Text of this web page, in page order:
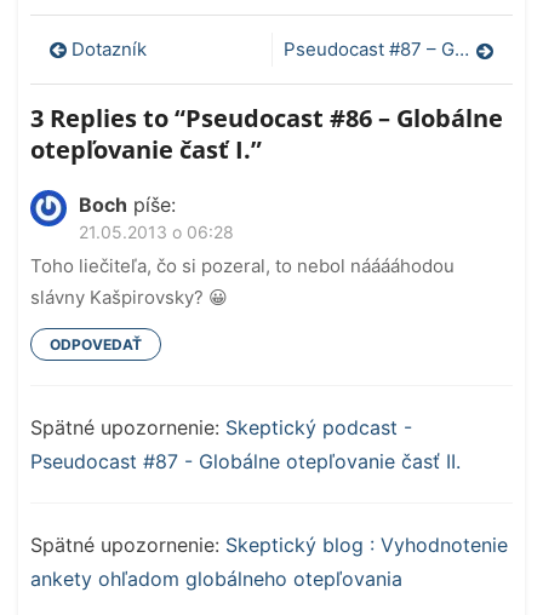
Navigácia
v
článku
Dotazník Pseudocast #87 – Globálne otepľovanie časť II.
3 Replies to “Pseudocast #86 – Globálne
otepľovanie časť I.”
Boch píše:
21.05.2013 o 06:28
Toho liečiteľa, čo si pozeral, to nebol nááááhodou
slávny Kašpirovsky? 😀
ODPOVEDAŤ
Spätné upozornenie: Skeptický podcast -
Pseudocast #87 - Globálne otepľovanie časť II.
Spätné upozornenie: Skeptický blog : Vyhodnotenie
ankety ohľadom globálneho otepľovania